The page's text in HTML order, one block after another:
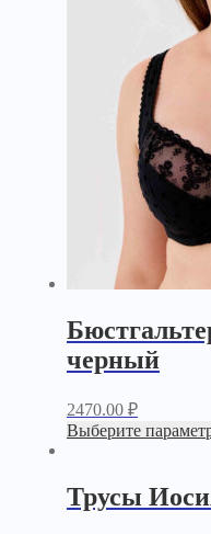
черный
2470.00 ₽
Выберите
Трусы